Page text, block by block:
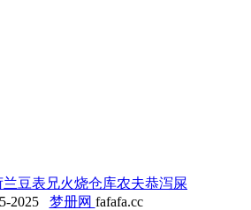
兰豆表兄火烧仓库农夫恭泻屎
2025 梦册网 fafafa.cc